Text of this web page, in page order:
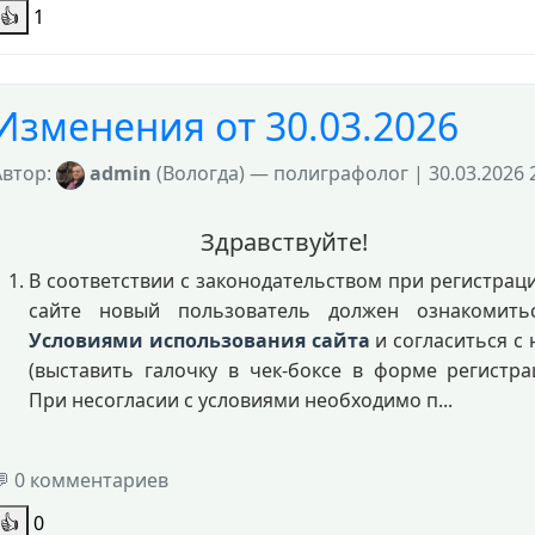
👍 1
от 30.03.2026
admin (Вологда) — полиграфолог | 30.03.2026
Здравствуйте!
В соответствии с законодательством при
сайте новый пользователь должен
Условиями использования сайта и согласиться с
(выставить галочку в чек-боксе в форме
При несогласии с условиями необходимо п...
0 комментариев
👍 0